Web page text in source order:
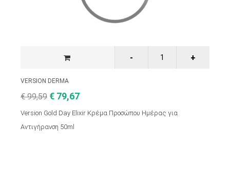
VERSION DERMA
€ 99,59 € 79,67
Version Gold Day Elixir Κρέμα Προσώπου Ημέρας για
Αντιγήρανση 50ml